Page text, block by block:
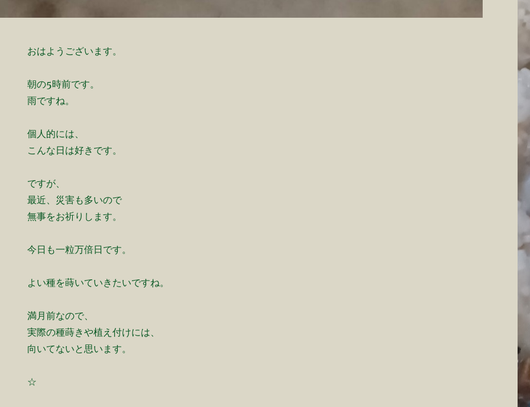
おはようございます。
朝の5時前です。
雨ですね。
個人的には、
こんな日は好きです。
ですが、
最近、災害も多いので
無事をお祈りします。
今日も一粒万倍日です。
よい種を蒔いていきたいですね。
満月前なので、
実際の種蒔きや植え付けには、
向いてないと思います。
☆